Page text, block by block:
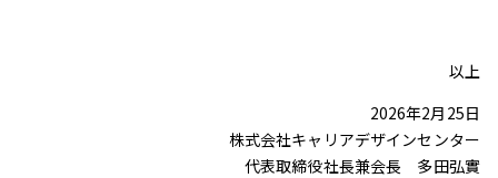
以上
2026年2月25日
株式会社キャリアデザインセンター
代表取締役社長兼会長 多田弘實